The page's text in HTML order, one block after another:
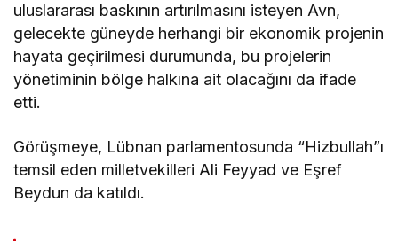
uluslararası baskının artırılmasını isteyen Avn,
gelecekte güneyde herhangi bir ekonomik projenin
hayata geçirilmesi durumunda, bu projelerin
yönetiminin bölge halkına ait olacağını da ifade
etti.
Görüşmeye, Lübnan parlamentosunda “Hizbullah”ı
temsil eden milletvekilleri Ali Feyyad ve Eşref
Beydun da katıldı.